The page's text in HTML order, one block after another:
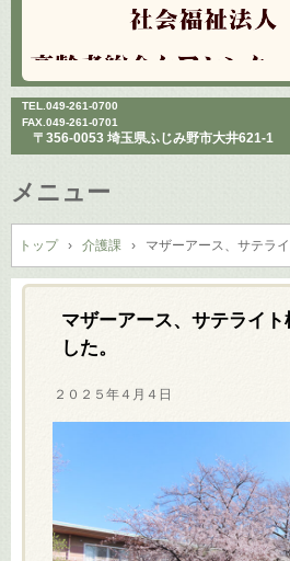
TEL. 049-261-0700
FAX.049-261-0701
〒356-0053 埼玉県ふじみ野市大井621-1
メニュー
コ
ン
テ
ン
トップ › 介護課 › マザーアース、サテラ
マザーアース、サテライ
した。
２０２５年４月４日